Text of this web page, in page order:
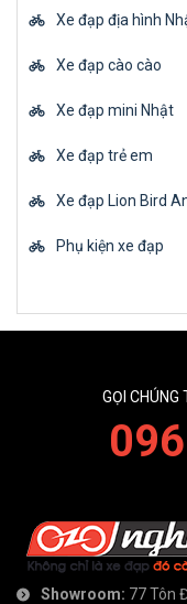
Xe đạp địa hình
Xe đạp cào cào
Xe đạp mini Nhật
Xe đạp trẻ em
Xe đạp Lion Bird
Phụ kiện xe đạp
GỌI CHÚNG
Showroom: 77 Tôn